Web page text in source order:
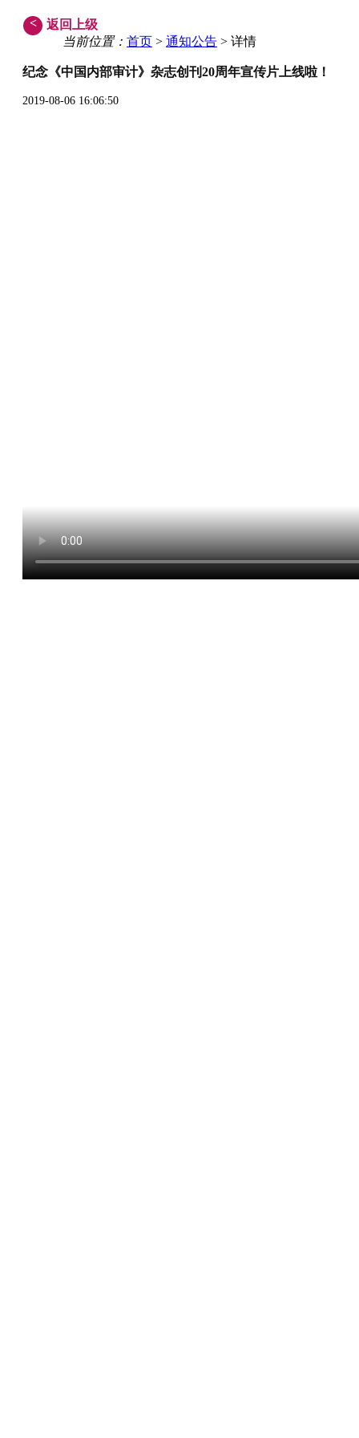
<
返回上级
当前位置： 首页 > 通知公告 > 详情
纪念《中国内部审计》杂志创刊20周年宣传片上线啦！
2019-08-06 16:06:50